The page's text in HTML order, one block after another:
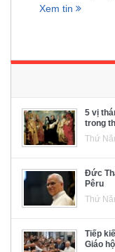
Xem tin
5 vị
trong
Thứ
Đức
Pêru
Thứ
Tiếp
Giáo